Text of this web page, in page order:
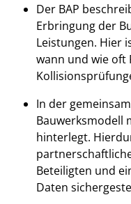
Der BAP
Erbringung der
Leistungen. Hier
wann und wie oft
In der
Bauwerksmodell
hinterlegt.
Beteiligten und
Daten